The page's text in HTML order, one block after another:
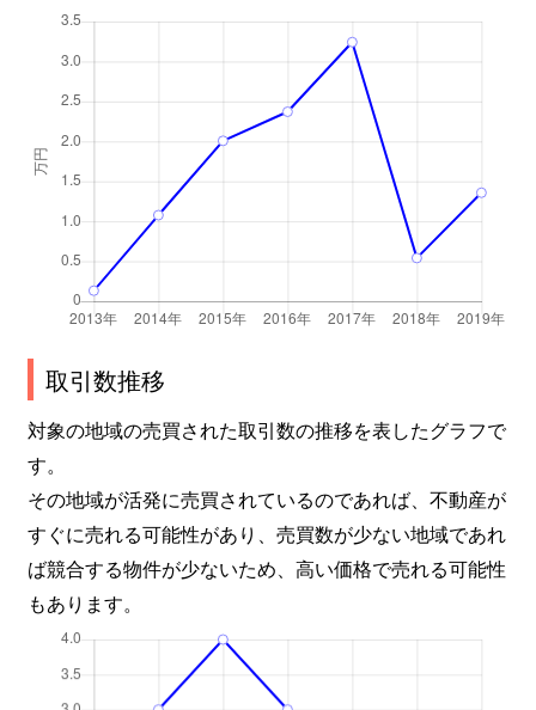
取引数推移
対象の地域の売買された取引数の推移を表したグラフで
す。
その地域が活発に売買されているのであれば、不動産が
すぐに売れる可能性があり、売買数が少ない地域であれ
ば競合する物件が少ないため、高い価格で売れる可能性
もあります。